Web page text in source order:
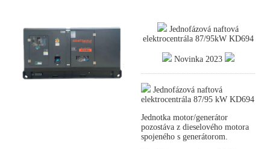
Jednofázová naftová
elektrocentrála 87/95kW KD694
Novinka 2023
Jednofázová naftová
elektrocentrála 87/95 kW KD694
Jednotka motor/generátor
pozostáva z dieselového motora
spojeného s generátorom.